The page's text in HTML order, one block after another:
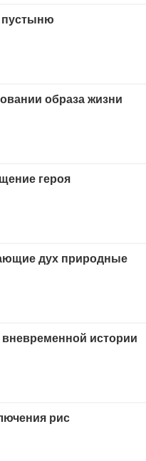
образа жизни
героя
дух природные
истории
рис